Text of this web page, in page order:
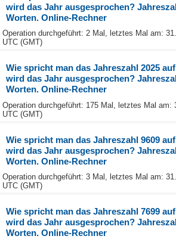
wird das Jahr ausgesprochen?
Worten. Online-Rechner
Operation durchgeführt: 2 Mal, letztes Mal am:
UTC (GMT)
Wie spricht man das Jahreszahl 2025
wird das Jahr ausgesprochen?
Worten. Online-Rechner
Operation durchgeführt: 175 Mal, letztes Mal am:
UTC (GMT)
Wie spricht man das Jahreszahl 9609
wird das Jahr ausgesprochen?
Worten. Online-Rechner
Operation durchgeführt: 3 Mal, letztes Mal am:
UTC (GMT)
Wie spricht man das Jahreszahl 7699
wird das Jahr ausgesprochen?
Worten. Online-Rechner